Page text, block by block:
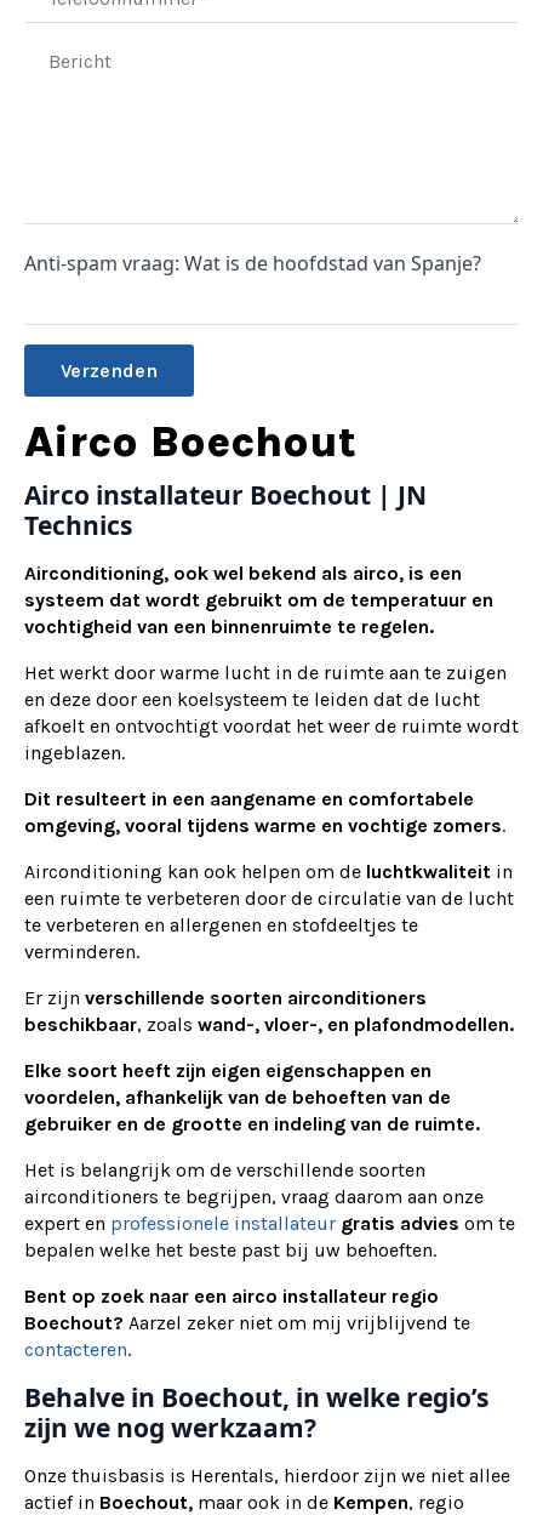
Anti-spam vraag: Wat is de hoofdstad van Spanje?
Alternative:
Airco Boechout
Airco installateur Boechout | JN
Technics
Airconditioning, ook wel bekend als airco, is een
systeem dat wordt gebruikt om de temperatuur en
vochtigheid van een binnenruimte te regelen.
Het werkt door warme lucht in de ruimte aan te zuigen
en deze door een koelsysteem te leiden dat de lucht
afkoelt en ontvochtigt voordat het weer de ruimte wordt
ingeblazen.
Dit resulteert in een aangename en comfortabele
omgeving, vooral tijdens warme en vochtige zomers.
Airconditioning kan ook helpen om de luchtkwaliteit in
een ruimte te verbeteren door de circulatie van de lucht
te verbeteren en allergenen en stofdeeltjes te
verminderen.
Er zijn verschillende soorten airconditioners
beschikbaar, zoals wand-, vloer-, en plafondmodellen.
Elke soort heeft zijn eigen eigenschappen en
voordelen, afhankelijk van de behoeften van de
gebruiker en de grootte en indeling van de ruimte.
Het is belangrijk om de verschillende soorten
airconditioners te begrijpen, vraag daarom aan onze
expert en professionele installateur gratis advies om te
bepalen welke het beste past bij uw behoeften.
Bent op zoek naar een airco installateur regio
Boechout? Aarzel zeker niet om mij vrijblijvend te
contacteren.
Behalve in Boechout, in welke regio’s
zijn we nog werkzaam?
Onze thuisbasis is Herentals, hierdoor zijn we niet allee
actief in Boechout, maar ook in de Kempen, regio